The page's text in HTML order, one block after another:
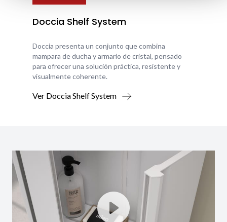
Doccia Shelf System
Doccia presenta un conjunto que combina
mampara de ducha y armario de cristal, pensado
para ofrecer una solución práctica, resistente y
visualmente coherente.
Ver Doccia Shelf System